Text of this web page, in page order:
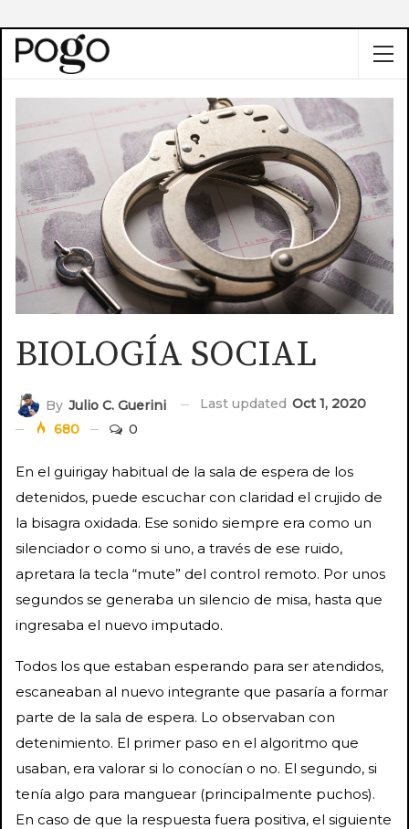
BIOLOGÍA SOCIAL
By Julio C. Guerini Last updated Oct 1, 2020
680
0
En el guirigay habitual de la sala de espera de los
detenidos, puede escuchar con claridad el crujido de
la bisagra oxidada. Ese sonido siempre era como un
silenciador o como si uno, a través de ese ruido,
apretara la tecla “mute” del control remoto. Por unos
segundos se generaba un silencio de misa, hasta que
ingresaba el nuevo imputado.
Todos los que estaban esperando para ser atendidos,
escaneaban al nuevo integrante que pasaría a formar
parte de la sala de espera. Lo observaban con
detenimiento. El primer paso en el algoritmo que
usaban, era valorar si lo conocían o no. El segundo, si
tenía algo para manguear (principalmente puchos).
En caso de que la respuesta fuera positiva, el siguiente